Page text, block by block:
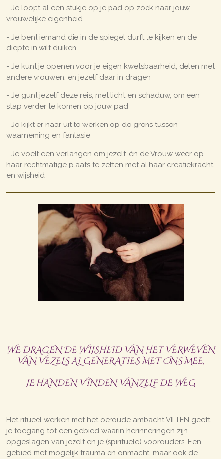
- Je loopt al een stukje op je pad op zoek naar jouw
vrouwelijke eigenheid
- Je bent iemand die in de spiegel durft te kijken en de
diepte in wilt duiken
- Je kunt je openen voor je eigen kwetsbaarheid, delen met
andere vrouwen, en jezelf daar in dragen
- Je gunt jezelf deze reis, met licht en schaduw, om een
stap verder te komen op jouw pad
- Je kijkt er naar uit te werken op de grens tussen
waarneming en fantasie
- Je voelt een verlangen om jezelf, én de Vrouw weer op
haar rechtmatige plaats te zetten met al haar creatiekracht
en wijsheid
WE DRAGEN DE WIJSHEID VAN HET VERWEVEN
VAN VEZELS AL GENERATIES MET ONS MEE,
JE HANDEN VINDEN VANZELF DE WEG
Het ritueel werken met het oeroude ambacht VILTEN geeft
je toegang tot een gebied waarin herinneringen zijn
opgeslagen van jezelf en je (spirituele) voorouders. Een
gebied met mogelijk trauma en onmacht, maar ook de